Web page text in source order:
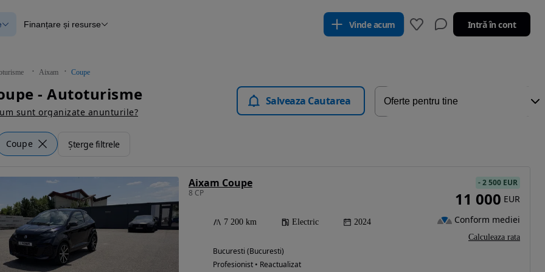
verificate
Blog Autovit.ro
Finanțare și resurse Vinde acum Intră în cont
Aixam Coupe
- Autoturisme
sunt organizate anunturile?
Salveaza Cautarea
Coupe Șterge filtrele
Aixam Coupe
8 CP
7 200 km Electric 2024
Bucuresti (Bucuresti)
Profesionist • Reactualizat
-2 500 EUR
11 000 EUR
Conform mediei
Calculeaza rata